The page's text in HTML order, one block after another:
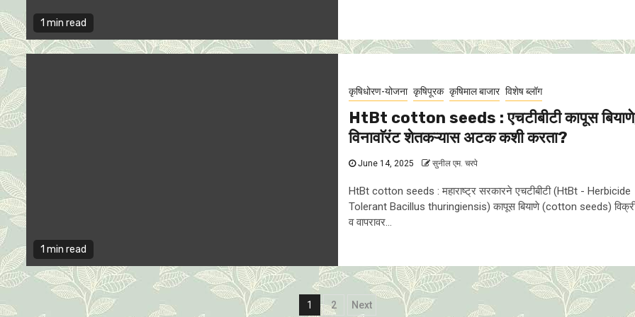
1 min read
1 min read
कृषिधोरण-योजना कृषिपूरक कृषिमाल बाजार विशेष ब्लॉग
HtBt cotton seeds : एचटीबीटी कापूस
विनावाॅरंट शेतकऱ्यास अटक कशी करता?
June 14, 2025 सुनील एम. चरपे
HtBt cotton seeds : महाराष्ट्र सरकारने एचटीबीटी (HtBt - Herbicide
Tolerant Bacillus thuringiensis) कापूस बियाणे (cotton seeds)
व वापरावर...
Posts
1 2 Next